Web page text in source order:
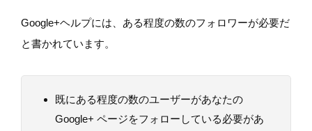
Google+ヘルプには、ある程度の数のフォロワーが必要だ
と書かれています。
既にある程度の数のユーザーがあなたの
Google+ ページをフォローしている必要があ